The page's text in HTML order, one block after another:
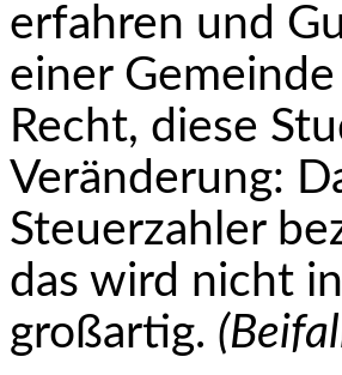
erfahren und
einer
Recht, diese
Veränderung:
Steuerzahler
das wird nicht
großartig.